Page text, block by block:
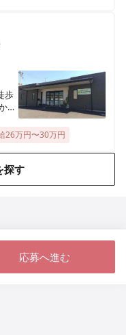
歩
ら
26万円〜30万円
探す
応募へ進む